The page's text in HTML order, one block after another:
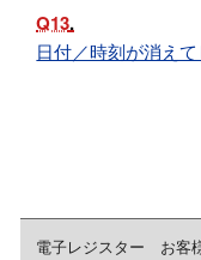
Q13
日付／時刻が消えて
電子レジスター お客